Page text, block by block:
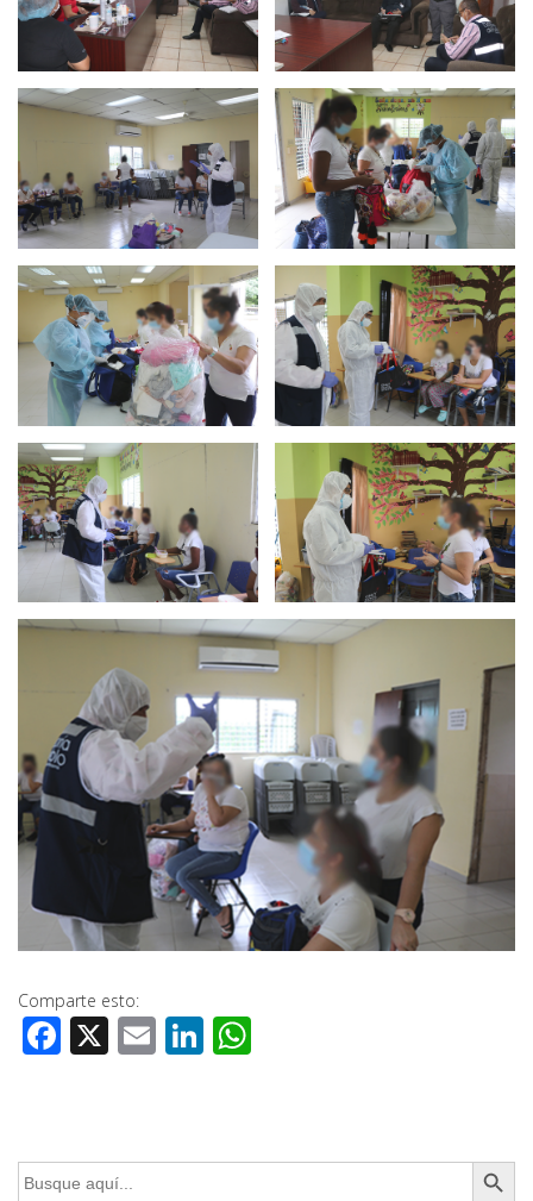
Comparte esto:
Facebook
X EmailLinkedIn
Buscar: Botón de